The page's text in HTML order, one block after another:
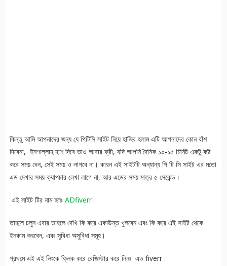
কিন্তু আমি আপনাদের জন্য যে পিটিসি সাইট নিয়ে হাজির হলাম এটি আপনাদের কোন বাঁশ
দিবেনা, ইনশাল্লাহ হাশ দিবে তাও আবার ফ্রী, যদি আপনি দৈনিক ১০-১৫ মিনিট একটু কষ্ট
করে সময় দেন, সেই সময় ও লাগবে না। কারন এই সাইটটি অন্যান্য পি টি সি সাইট এর মতো
এড দেখার সময় ক্যাপচার লেখা লাগে না, আর এডের সময় মাত্র ৫ সেকেন্ড।
এই সাইট টির নাম হলঃ ADfiverr
তাহলে চলুন এবার তাহলে দেখি কি করে একাউন্ত খুলবেন এবং কি করে এই সাইট থেকে
ইনকাম করবেন, এবং সুবিধা অসুবিধা সমূহ।
প্রথমে এই এই লিংকে ক্লিক করে রেজিস্টার করে নিনঃ এড fiverr